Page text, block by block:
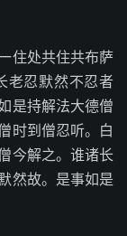
住处共住共布萨
老忍默然不忍者
是持解法大德僧
时到僧忍听。白
今解之。谁诸长
然故。是事如是